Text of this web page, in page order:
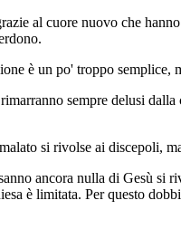
al cuore nuovo che
è un po' troppo semplice,
sempre delusi
si rivolse ai discepoli,
ancora nulla di Gesù si
è limitata. Per questo